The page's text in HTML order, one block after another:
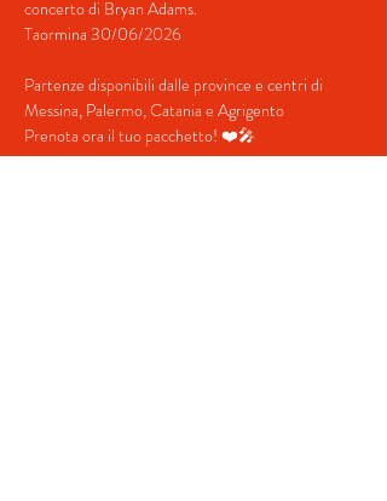
concerto di Bryan Adams.
Taormina 30/06/2026
Partenze disponibili dalle province e centri di
Messina, Palermo, Catania e Agrigento
Prenota ora il tuo pacchetto! ❤️🎤